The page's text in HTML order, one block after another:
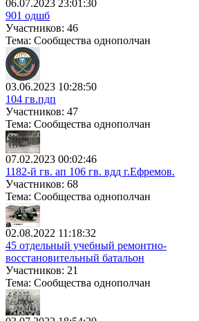
06.07.2023 23:01:30
901 одшб
Участников: 46
Тема: Сообщества однополчан
03.06.2023 10:28:50
104 гв.пдп
Участников: 47
Тема: Сообщества однополчан
07.02.2023 00:02:46
1182-й гв. ап 106 гв. вдд г.Ефремов.
Участников: 68
Тема: Сообщества однополчан
02.08.2022 11:18:32
45 отдельный учебный ремонтно-
восстановительный батальон
Участников: 21
Тема: Сообщества однополчан